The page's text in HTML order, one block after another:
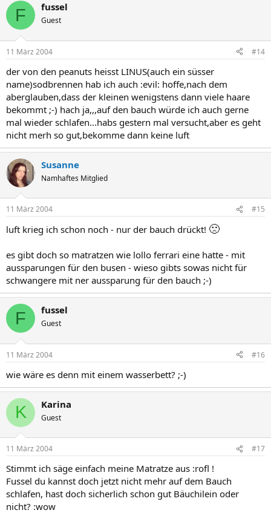
F fussel
Guest
11 März 2004 #14
der von den peanuts heisst LINUS(auch ein süsser
name)sodbrennen hab ich auch :evil: hoffe,nach dem
aberglauben,dass der kleinen wenigstens dann viele haare
bekommt ;-) hach ja,,,auf den bauch würde ich auch gerne
mal wieder schlafen...habs gestern mal versucht,aber es geht
nicht merh so gut,bekomme dann keine luft
Susanne
Namhaftes Mitglied
11 März 2004 #15
luft krieg ich schon noch - nur der bauch drückt! 🙁
es gibt doch so matratzen wie lollo ferrari eine hatte - mit
aussparungen für den busen - wieso gibts sowas nicht für
schwangere mit ner aussparung für den bauch ;-)
F fussel
Guest
11 März 2004 #16
wie wäre es denn mit einem wasserbett? ;-)
K Karina
Guest
11 März 2004 #17
Stimmt ich säge einfach meine Matratze aus :rofl !
Fussel du kannst doch jetzt nicht mehr auf dem Bauch
schlafen, hast doch sicherlich schon gut Bäuchilein oder
nicht? :wow